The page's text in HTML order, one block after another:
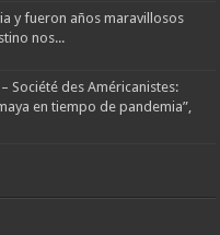
y fueron años maravillosos
nos...
Société des Américanistes:
en tiempo de pandemia”,